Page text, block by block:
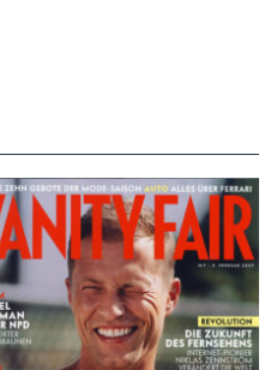
VANITY FAIR – Nr. 7 – 8.
Februar 2007